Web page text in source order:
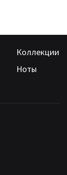
Коллекции
Ноты